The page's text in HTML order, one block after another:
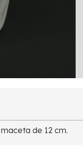
de 12 cm.